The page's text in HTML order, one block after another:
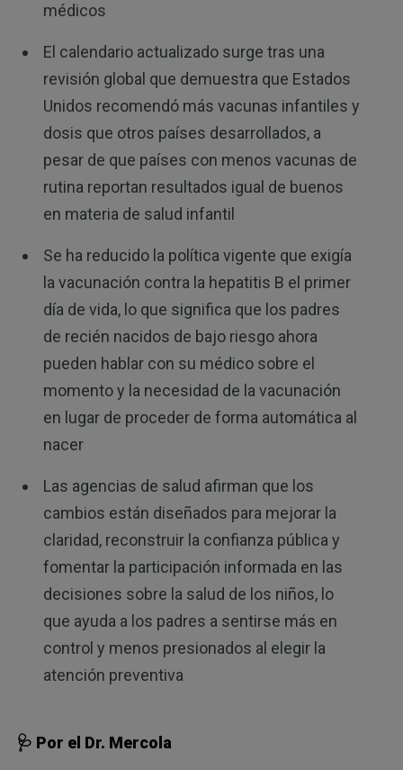
médicos
El calendario actualizado surge tras una
revisión global que demuestra que Estados
Unidos recomendó más vacunas infantiles y
dosis que otros países desarrollados, a
pesar de que países con menos vacunas de
rutina reportan resultados igual de buenos
en materia de salud infantil
Se ha reducido la política vigente que exigía
la vacunación contra la hepatitis B el primer
día de vida, lo que significa que los padres
de recién nacidos de bajo riesgo ahora
pueden hablar con su médico sobre el
momento y la necesidad de la vacunación
en lugar de proceder de forma automática al
nacer
Las agencias de salud afirman que los
cambios están diseñados para mejorar la
claridad, reconstruir la confianza pública y
fomentar la participación informada en las
decisiones sobre la salud de los niños, lo
que ayuda a los padres a sentirse más en
control y menos presionados al elegir la
atención preventiva
🩺 Por el Dr. Mercola